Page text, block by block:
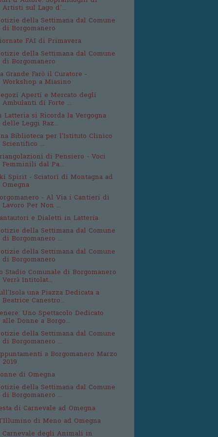
Artisti sul Lago d’...
della Settimana dal Comune
di Borgomanero
FAI di Primavera
della Settimana dal Comune
di Borgomanero
Grande Farò il Curatore -
Workshop a Miasino
Aperti e Mercato degli
Ambulanti di Forte ...
Latteria si Ricorda la Vergogna
delle Leggi Raz...
Biblioteca per l'Istituto Clinico
Scientifico ...
di Pensiero - Voci
Femminili dal Pa...
Spirit - Sciatori di Montagna ad
Omegna
- Al Via i Cantieri di
Lavoro Per Non ...
e Dialetti in Latteria
della Settimana dal Comune
di Borgomanero ...
della Settimana dal Comune
di Borgomanero
Stadio Comunale di Borgomanero
Verrà Intitolat...
una Piazza Dedicata a
Beatrice Canestro...
Uno Spettacolo Dedicato
alle Donne a Borgo...
della Settimana dal Comune
di Borgomanero ...
a Borgomanero Marzo
2019
di Omegna
della Settimana dal Comune
di Borgomanero ...
di Carnevale ad Omegna
di Meno ad Omegna
Carnevale degli Animali in